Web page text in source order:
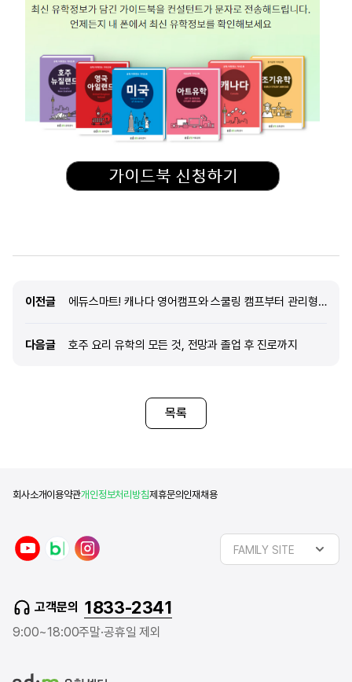
이전글 이전글
에듀스마트! 캐나다 영어캠프와 스쿨링 캠프부터 관리형 유학까지 모두 완벽하게!
다음글 다음글
호주 요리 유학의 모든 것, 전망과 졸업 후 진로까지
목록
회사소개이용약관개인정보처리방침제휴문의 인재채용
u
n
a
r
l
a
FAMILY SITE
고객문의 1833-2341
9:00~18:00주말·공휴일 제외